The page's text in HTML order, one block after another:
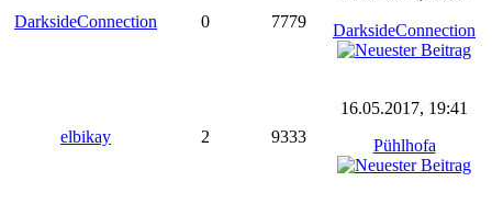
DarksideConnection 0 7779
DarksideConnection
elbikay 2 9333
16.05.2017, 19:41
Pühlhofa